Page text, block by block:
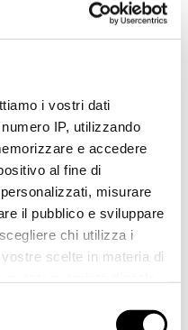
i vostri dati
IP, utilizzando
e accedere
al fine di
misurare
il pubblico e sviluppare
chi utilizza i
scelte in materia di
in qualsiasi
Download